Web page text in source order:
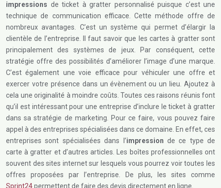
impressions de ticket à gratter personnalisé puisque c’est une
technique de communication efficace. Cette méthode offre de
nombreux avantages. C’est un système qui permet d’élargir la
clientèle de l’entreprise. Il faut savoir que les cartes à gratter sont
principalement des systèmes de jeux. Par conséquent, cette
stratégie offre des possibilités d’améliorer l’image d’une marque.
C’est également une voie efficace pour véhiculer une offre et
exercer votre présence dans un évènement ou un lieu. Ajoutez à
cela une originalité à moindre coûts. Toutes ces raisons réunis font
qu’il est intéressant pour une entreprise d’inclure le ticket à gratter
dans sa stratégie de marketing. Pour ce faire, vous pouvez faire
appel à des entreprises spécialisées dans ce domaine. En effet, ces
entreprises sont spécialisées dans l’impression de ce type de
carte à gratter et d’autres articles. Les boîtes professionnelles ont
souvent des sites internet sur lesquels vous pourrez voir toutes les
offres proposées par l’entreprise. De plus, les sites comme
Sprint24permettent de faire des devis directement en ligne.